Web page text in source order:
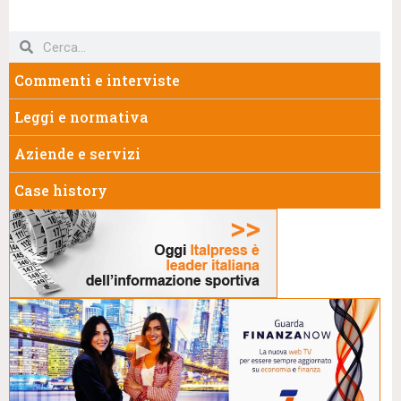
Commenti e interviste
Leggi e normativa
Aziende e servizi
Case history